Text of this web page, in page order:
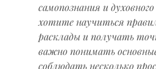
самопознания и
хотите научиться
расклады и получать
важно понимать
соблюдать несколько